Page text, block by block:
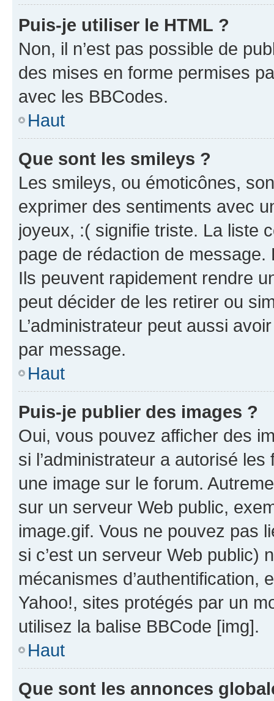
Puis-je utiliser le HTML ?
Non, il n’est pas possible de
des mises en forme permises
avec les BBCodes.
Haut
Que sont les smileys ?
Les smileys, ou émoticônes,
exprimer des sentiments avec
joyeux, :( signifie triste. La liste
page de rédaction de
Ils peuvent rapidement rendre
peut décider de les retirer ou
L’administrateur peut aussi
par message.
Haut
Puis-je publier des images ?
Oui, vous pouvez afficher des
si l’administrateur a autorisé
une image sur le forum.
sur un serveur Web public,
image.gif. Vous ne pouvez pas
si c’est un serveur Web public)
mécanismes d’authentification,
Yahoo!, sites protégés par un
utilisez la balise BBCode [img].
Haut
Que sont les annonces